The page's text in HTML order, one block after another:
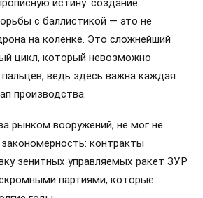
истину: создание
с баллистикой — это не
на коленке. Это сложнейший
цикл, который невозможно
ведь здесь важна каждая
производства.
рынком вооружений, не мог не
контракты
зенитных управляемых ракет ЗУР
партиями, которые